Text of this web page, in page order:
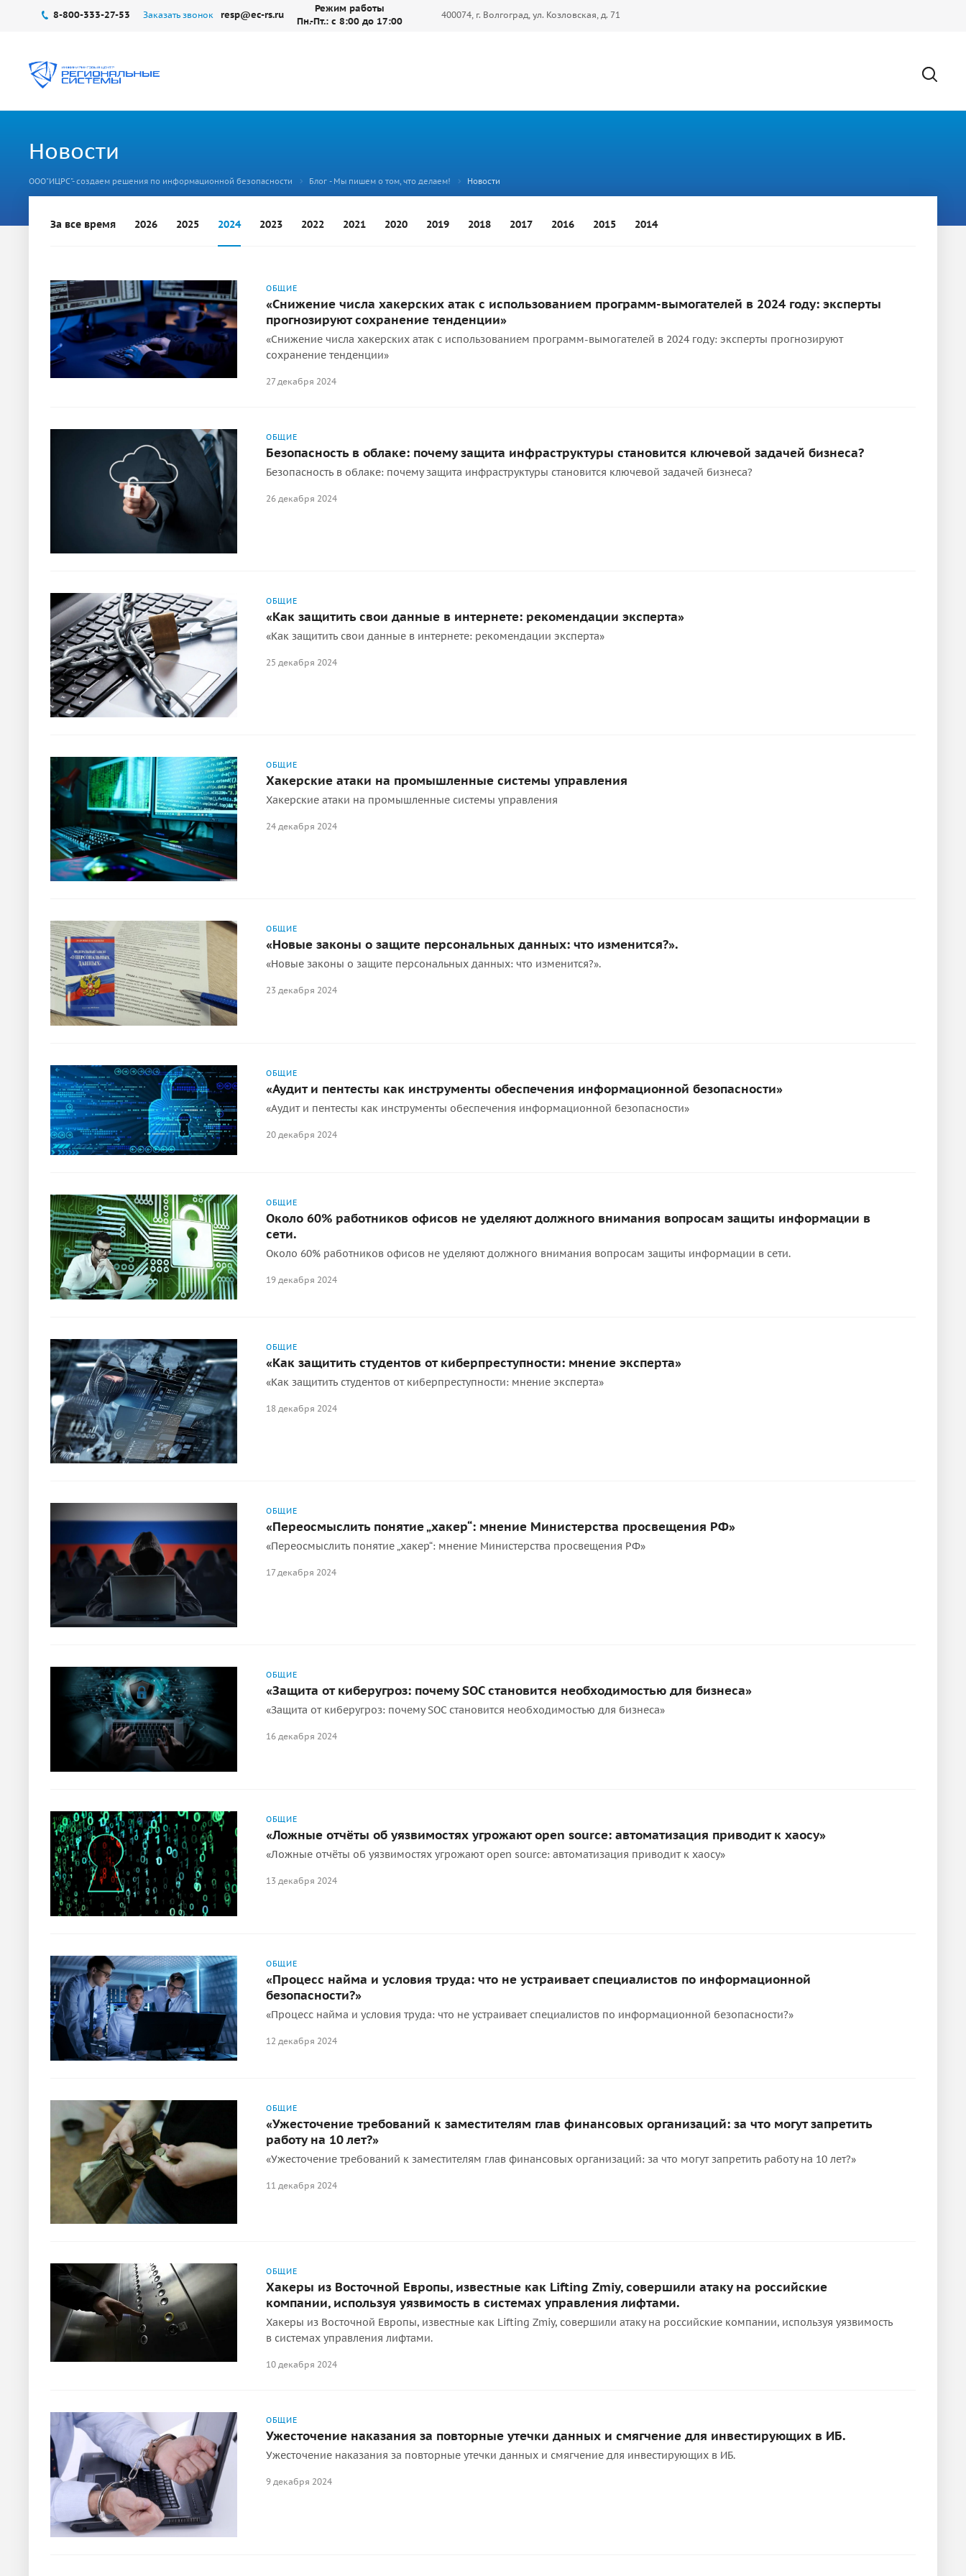
8-800-333-27-53 Заказать звонок resp@ec-rs.ru
Режим работы
Пн.-Пт.: с 8:00 до 17:00
400074, г. Волгоград, ул. Козловская, д. 71
Новости
ООО"ИЦРС"- создаем решения по информационной безопасности Блог - Мы пишем о том, что делаем! Новости
За все время 2026 2025 2024 2023 2022 2021 2020 2019 2018 2017 2016 2015 2014
ОБЩИЕ
«Снижение числа хакерских атак с использованием программ-вымогателей в 2024 году: эксперты
прогнозируют сохранение тенденции»
«Снижение числа хакерских атак с использованием программ-вымогателей в 2024 году: эксперты прогнозируют
сохранение тенденции»
27 декабря 2024
ОБЩИЕ
Безопасность в облаке: почему защита инфраструктуры становится ключевой задачей бизнеса?
Безопасность в облаке: почему защита инфраструктуры становится ключевой задачей бизнеса?
26 декабря 2024
ОБЩИЕ
«Как защитить свои данные в интернете: рекомендации эксперта»
«Как защитить свои данные в интернете: рекомендации эксперта»
25 декабря 2024
ОБЩИЕ
Хакерские атаки на промышленные системы управления
Хакерские атаки на промышленные системы управления
24 декабря 2024
ОБЩИЕ
«Новые законы о защите персональных данных: что изменится?».
«Новые законы о защите персональных данных: что изменится?».
23 декабря 2024
ОБЩИЕ
«Аудит и пентесты как инструменты обеспечения информационной безопасности»
«Аудит и пентесты как инструменты обеспечения информационной безопасности»
20 декабря 2024
ОБЩИЕ
Около 60% работников офисов не уделяют должного внимания вопросам защиты информации в
сети.
Около 60% работников офисов не уделяют должного внимания вопросам защиты информации в сети.
19 декабря 2024
ОБЩИЕ
«Как защитить студентов от киберпреступности: мнение эксперта»
«Как защитить студентов от киберпреступности: мнение эксперта»
18 декабря 2024
ОБЩИЕ
«Переосмыслить понятие „хакер“: мнение Министерства просвещения РФ»
«Переосмыслить понятие „хакер“: мнение Министерства просвещения РФ»
17 декабря 2024
ОБЩИЕ
«Защита от киберугроз: почему SOC становится необходимостью для бизнеса»
«Защита от киберугроз: почему SOC становится необходимостью для бизнеса»
16 декабря 2024
ОБЩИЕ
«Ложные отчёты об уязвимостях угрожают open source: автоматизация приводит к хаосу»
«Ложные отчёты об уязвимостях угрожают open source: автоматизация приводит к хаосу»
13 декабря 2024
ОБЩИЕ
«Процесс найма и условия труда: что не устраивает специалистов по информационной
безопасности?»
«Процесс найма и условия труда: что не устраивает специалистов по информационной безопасности?»
12 декабря 2024
ОБЩИЕ
«Ужесточение требований к заместителям глав финансовых организаций: за что могут запретить
работу на 10 лет?»
«Ужесточение требований к заместителям глав финансовых организаций: за что могут запретить работу на 10 лет?»
11 декабря 2024
ОБЩИЕ
Хакеры из Восточной Европы, известные как Lifting Zmiy, совершили атаку на российские
компании, используя уязвимость в системах управления лифтами.
Хакеры из Восточной Европы, известные как Lifting Zmiy, совершили атаку на российские компании, используя уязвимость
в системах управления лифтами.
10 декабря 2024
ОБЩИЕ
Ужесточение наказания за повторные утечки данных и смягчение для инвестирующих в ИБ.
Ужесточение наказания за повторные утечки данных и смягчение для инвестирующих в ИБ.
9 декабря 2024